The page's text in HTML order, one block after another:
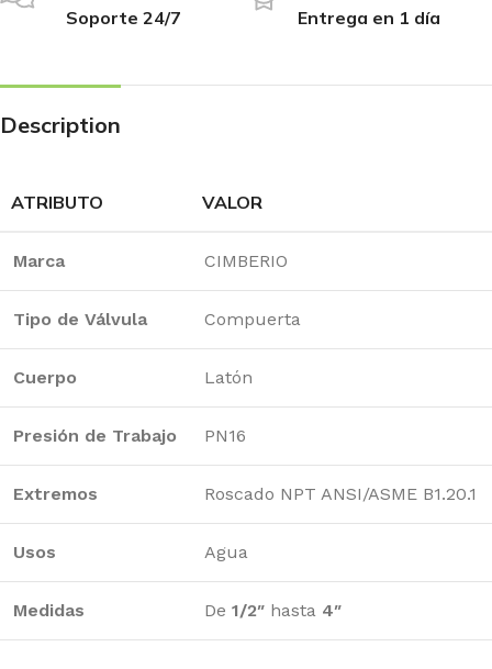
Soporte 24/7 Entrega en 1 día
Description
ATRIBUTO VALOR
Marca CIMBERIO
Tipo de Válvula Compuerta
Cuerpo Latón
Presión de Trabajo PN16
Extremos Roscado NPT ANSI/ASME B1.20.1
Usos Agua
Medidas De 1/2″ hasta 4″